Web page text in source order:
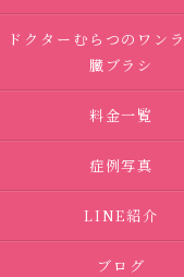
ドクターむらつのワン
臓ブラシ
料金一覧
症例写真
LINE紹介
ブログ